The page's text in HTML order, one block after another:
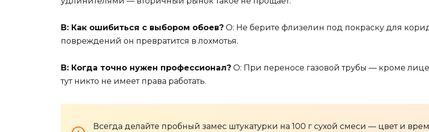
В: Как ошибиться с выбором обоев? О: Не берите флизелин под покраску для
повреждений он превратится в лохмотья.
В: Когда точно нужен профессионал? О: При переносе газовой трубы — кроме
тут никто не имеет права работать.
Всегда делайте пробный замес штукатурки на 100 г сухой смеси — цвет и